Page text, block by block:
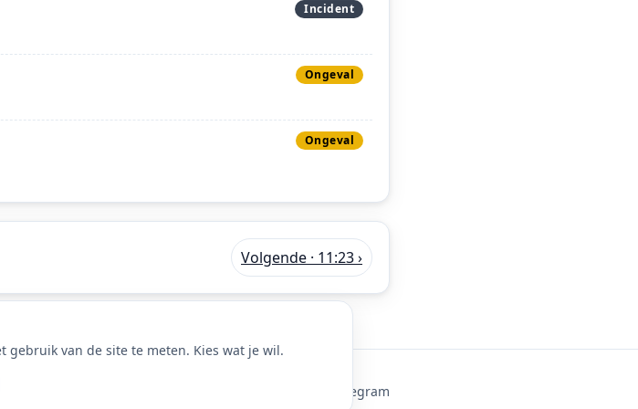
Incident
Ongeval
Ongeval
Volgende · 11:23 ›
Telegram
gebruik van de site te meten. Kies wat je wil.